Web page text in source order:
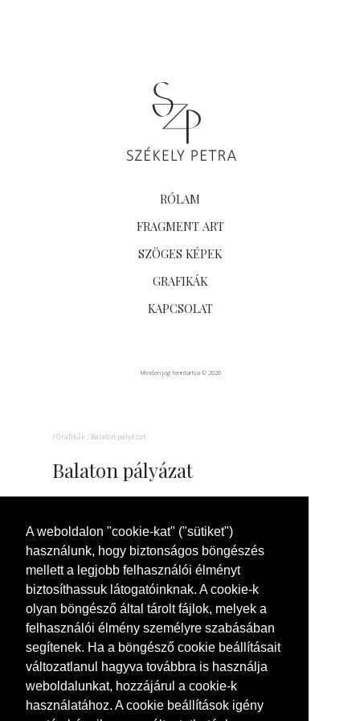
A weboldalon "cookie-kat" ("sütiket")
használunk, hogy biztonságos böngészés
mellett a legjobb felhasználói élményt
biztosíthassuk látogatóinknak. A cookie-k
olyan böngésző által tárolt fájlok, melyek a
felhasználói élmény személyre szabásában
segítenek. Ha a böngésző cookie beállításait
változatlanul hagyva továbbra is használja
weboldalunkat, hozzájárul a cookie-k
használatához. A cookie beállítások igény
RÓLAM
FRAGMENT ART
SZÖGES KÉPEK
GRAFIKÁK
KAPCSOLAT
Minden jog fenntartva © 2026
/Grafikák / Balaton pályázat
Balaton pályázat